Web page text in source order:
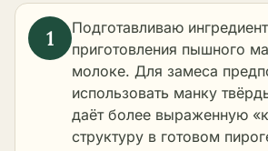
Подготавливаю
приготовления пышного
молоке. Для замеса
использовать манку
даёт более выраженную
структуру в готовом